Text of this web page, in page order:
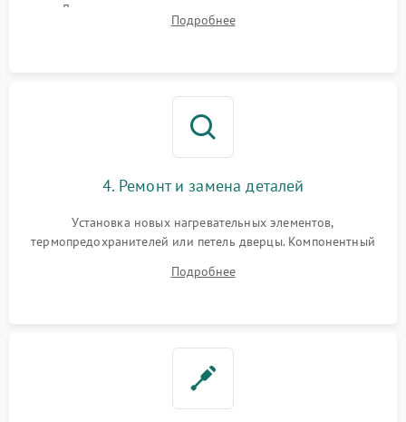
Диагностика термостата, датчиков температуры,
переключателя режимов и мотора конвекции.
Подробнее
4. Ремонт и замена деталей
Установка новых нагревательных элементов,
термопредохранителей или петель дверцы. Компонентный
выгоревших реле, восстановление контактов и замена
Подробнее